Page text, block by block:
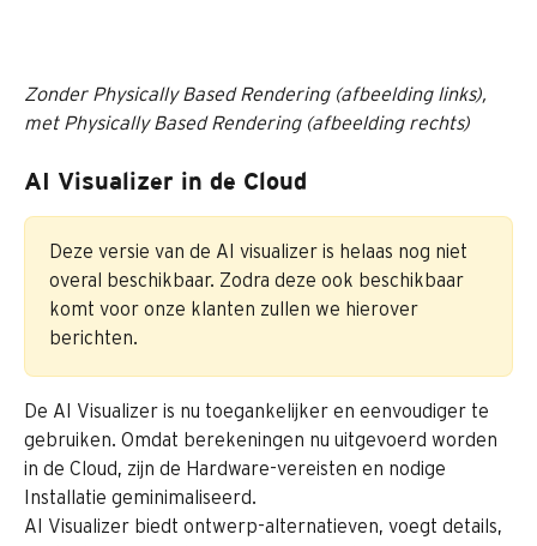
Zonder Physically Based Rendering (afbeelding links),
met Physically Based Rendering (afbeelding rechts)
AI Visualizer in de Cloud
Deze versie van de AI visualizer is helaas nog niet
overal beschikbaar. Zodra deze ook beschikbaar
komt voor onze klanten zullen we hierover
berichten.
De AI Visualizer is nu toegankelijker en eenvoudiger te
gebruiken. Omdat berekeningen nu uitgevoerd worden
in de Cloud, zijn de Hardware-vereisten en nodige
Installatie geminimaliseerd.
AI Visualizer biedt ontwerp-alternatieven, voegt details,